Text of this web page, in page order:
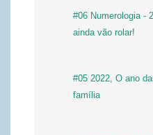
#06 Numerologia -
ainda vão rolar!
#05 2022, O ano
família